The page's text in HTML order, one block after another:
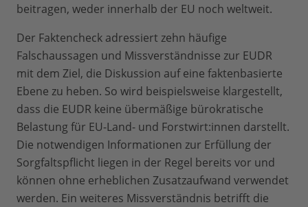
beitragen, weder innerhalb der EU noch weltweit.
Der Faktencheck adressiert zehn häufige
Falschaussagen und Missverständnisse zur EUDR
mit dem Ziel, die Diskussion auf eine faktenbasierte
Ebene zu heben. So wird beispielsweise klargestellt,
dass die EUDR keine übermäßige bürokratische
Belastung für EU-Land- und Forstwirt:innen darstellt.
Die notwendigen Informationen zur Erfüllung der
Sorgfaltspflicht liegen in der Regel bereits vor und
können ohne erheblichen Zusatzaufwand verwendet
werden. Ein weiteres Missverständnis betrifft die